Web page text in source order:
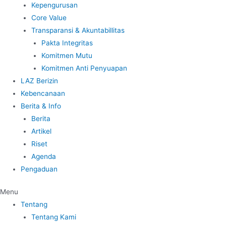
Kepengurusan
Core Value
Transparansi & Akuntabillitas
Pakta Integritas
Komitmen Mutu
Komitmen Anti Penyuapan
LAZ Berizin
Kebencanaan
Berita & Info
Berita
Artikel
Riset
Agenda
Pengaduan
Menu
Tentang
Tentang Kami